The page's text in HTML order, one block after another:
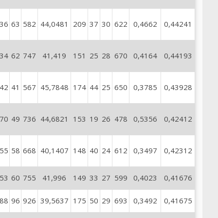
63 582 44,0481 209 37 30 622 0,4662 0,44241
62 747 41,419 151 25 28 670 0,4164 0,44193
41 567 45,7848 174 44 25 650 0,3785 0,43928
49 736 44,6821 153 19 26 478 0,5356 0,42412
58 668 40,1407 148 40 24 612 0,3497 0,42312
60 755 41,996 149 33 27 599 0,4023 0,41676
96 926 39,5637 175 50 29 693 0,3492 0,41675